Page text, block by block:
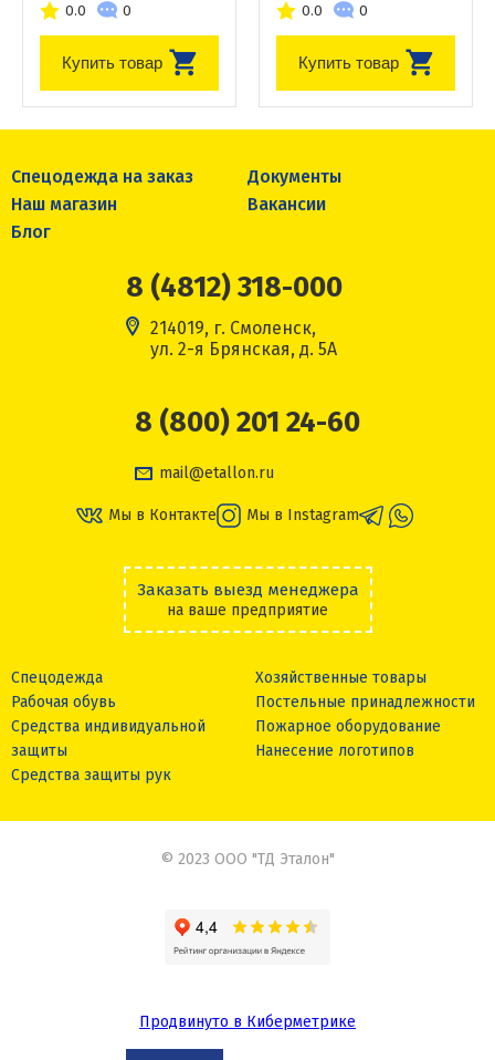
0.0 0
Купить товар
0.0 0
Купить товар
Спецодежда на заказ
Документы
Наш магазин
Вакансии
Блог
8 (4812) 318-000
214019, г. Смоленск,
ул. 2-я Брянская, д. 5А
8 (800) 201 24-60
mail@etallon.ru
Мы в Контакте Мы в Instagram
Заказать выезд менеджера
на ваше предприятие
Спецодежда
Рабочая обувь
Средства индивидуальной
защиты
Средства защиты рук
Хозяйственные товары
Постельные принадлежности
Пожарное оборудование
Нанесение логотипов
© 2023 ООО "ТД Эталон"
Продвинуто в Киберметрике